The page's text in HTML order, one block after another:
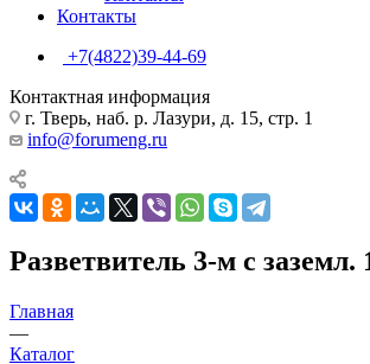
Контакты
+7(4822)39-44-69
Контактная информация
г. Тверь, наб. р. Лазури, д. 15, стр. 1
info@forumeng.ru
Разветвитель 3-м с
Главная
—
Каталог